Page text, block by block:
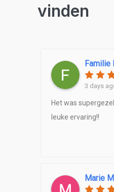
vinden
3 days
Het was
leuke ervaring!!
Marie